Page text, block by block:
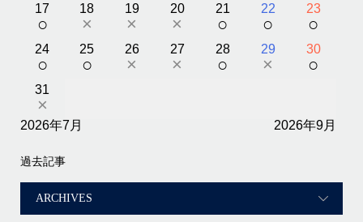
17
○
18
×
19
×
20
×
21
○
22
○
23
○
24
○
25
○
26
×
27
×
28
○
29
×
30
○
31
×
2026年7月 2026年9月
過去記事